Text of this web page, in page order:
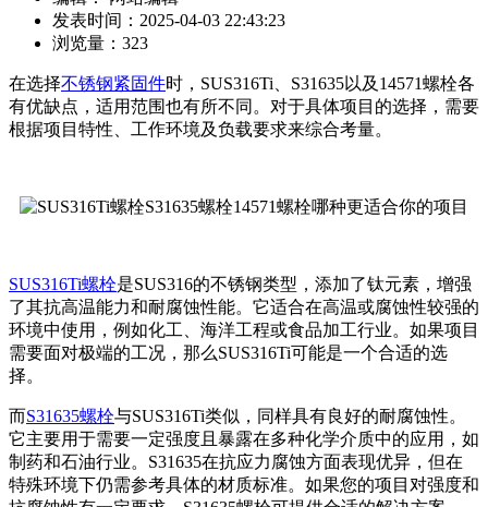
发表时间：2025-04-03 22:43:23
浏览量：323
在选择不锈钢紧固件时，SUS316Ti、S31635以及14571螺栓各
有优缺点，适用范围也有所不同。对于具体项目的选择，需要
根据项目特性、工作环境及负载要求来综合考量。
SUS316Ti螺栓是SUS316的不锈钢类型，添加了钛元素，增强
了其抗高温能力和耐腐蚀性能。它适合在高温或腐蚀性较强的
环境中使用，例如化工、海洋工程或食品加工行业。如果项目
需要面对极端的工况，那么SUS316Ti可能是一个合适的选
择。
而S31635螺栓与SUS316Ti类似，同样具有良好的耐腐蚀性。
它主要用于需要一定强度且暴露在多种化学介质中的应用，如
制药和石油行业。S31635在抗应力腐蚀方面表现优异，但在
特殊环境下仍需参考具体的材质标准。如果您的项目对强度和